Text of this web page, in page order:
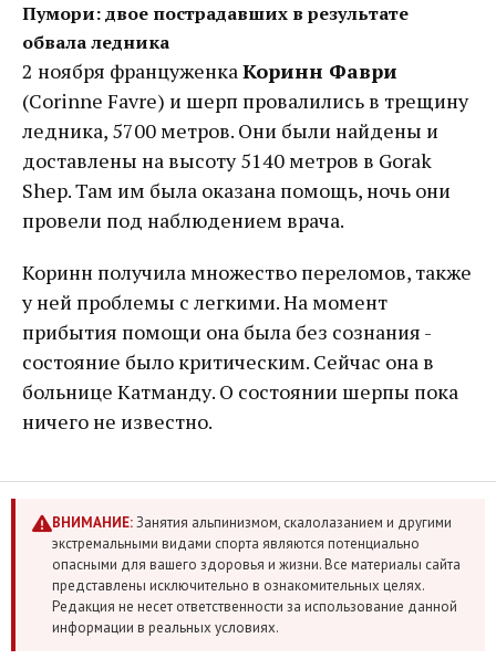
Пумори: двое пострадавших в результате
обвала ледника
2 ноября француженкаКоринн Фаври
(Corinne Favre) и шерп провалились в трещину
ледника, 5700 метров. Они были найдены и
доставлены на высоту 5140 метров в Gorak
Shep. Там им была оказана помощь, ночь они
провели под наблюдением врача.
Коринн получила множество переломов, также
у ней проблемы с легкими. На момент
прибытия помощи она была без сознания -
состояние было критическим. Сейчас она в
больнице Катманду. О состоянии шерпы пока
ничего не известно.
ВНИМАНИЕ:Занятия альпинизмом, скалолазанием и другими
экстремальными видами спорта являются потенциально
опасными для вашего здоровья и жизни. Все материалы сайта
представлены исключительно в ознакомительных целях.
Редакция не несет ответственности за использование данной
информации в реальных условиях.